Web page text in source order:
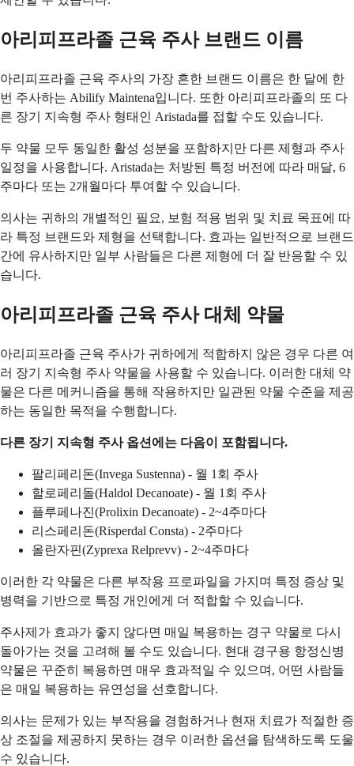
아리피프라졸 근육 주사 브랜드 이름
아리피프라졸 근육 주사의 가장 흔한 브랜드 이름은 한 달에 한
번 주사하는 Abilify Maintena입니다. 또한 아리피프라졸의 또 다
른 장기 지속형 주사 형태인 Aristada를 접할 수도 있습니다.
두 약물 모두 동일한 활성 성분을 포함하지만 다른 제형과 주사
일정을 사용합니다. Aristada는 처방된 특정 버전에 따라 매달, 6
주마다 또는 2개월마다 투여할 수 있습니다.
의사는 귀하의 개별적인 필요, 보험 적용 범위 및 치료 목표에 따
라 특정 브랜드와 제형을 선택합니다. 효과는 일반적으로 브랜드
간에 유사하지만 일부 사람들은 다른 제형에 더 잘 반응할 수 있
습니다.
아리피프라졸 근육 주사 대체 약물
아리피프라졸 근육 주사가 귀하에게 적합하지 않은 경우 다른 여
러 장기 지속형 주사 약물을 사용할 수 있습니다. 이러한 대체 약
물은 다른 메커니즘을 통해 작용하지만 일관된 약물 수준을 제공
하는 동일한 목적을 수행합니다.
다른 장기 지속형 주사 옵션에는 다음이 포함됩니다.
팔리페리돈(Invega Sustenna) - 월 1회 주사
할로페리돌(Haldol Decanoate) - 월 1회 주사
플루페나진(Prolixin Decanoate) - 2~4주마다
리스페리돈(Risperdal Consta) - 2주마다
올란자핀(Zyprexa Relprevv) - 2~4주마다
이러한 각 약물은 다른 부작용 프로파일을 가지며 특정 증상 및
병력을 기반으로 특정 개인에게 더 적합할 수 있습니다.
주사제가 효과가 좋지 않다면 매일 복용하는 경구 약물로 다시
돌아가는 것을 고려해 볼 수도 있습니다. 현대 경구용 항정신병
약물은 꾸준히 복용하면 매우 효과적일 수 있으며, 어떤 사람들
은 매일 복용하는 유연성을 선호합니다.
의사는 문제가 있는 부작용을 경험하거나 현재 치료가 적절한 증
상 조절을 제공하지 못하는 경우 이러한 옵션을 탐색하도록 도울
수 있습니다.